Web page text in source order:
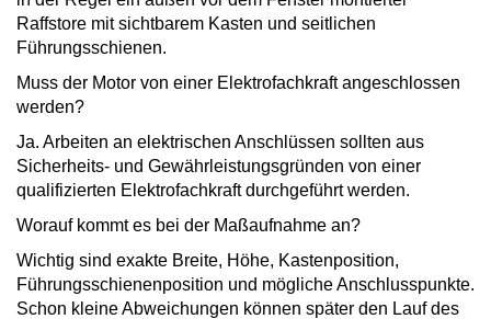
Raffstore mit sichtbarem Kasten und seitlichen
Führungsschienen.
Muss der Motor von einer Elektrofachkraft angeschlossen
werden?
Ja. Arbeiten an elektrischen Anschlüssen sollten aus
Sicherheits- und Gewährleistungsgründen von einer
qualifizierten Elektrofachkraft durchgeführt werden.
Worauf kommt es bei der Maßaufnahme an?
Wichtig sind exakte Breite, Höhe, Kastenposition,
Führungsschienenposition und mögliche Anschlusspunkte.
Schon kleine Abweichungen können später den Lauf des